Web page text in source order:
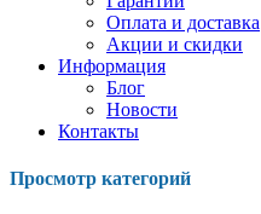
Оплата и доставка
Акции и скидки
Информация
Блог
Новости
Контакты
Просмотр категорий